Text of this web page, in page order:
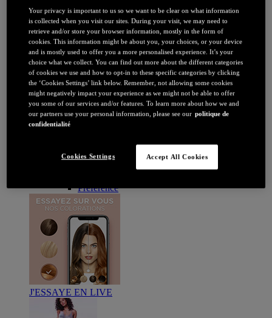
Brune / Noire
Rousse / Auburn
Eclaircissant
Tie & dye et balayage
Retouche racines
Flashy
Par durée
Permanente
Temporaire
Coloration : Par gamme
Age Perfect
Coloration Homme
Cool Silver
Préférence
J'ESSAYE EN LIVE
Your privacy is important to us so we want to be clear on what information
is collected when you visit our sites. During your visit, we may need to
retrieve and/or store your browser information, mostly in the form of
cookies. This information might be about you, your choices, or your device
and is mostly used to offer you a more personalised experience. It’s your
choice what we collect. You can find out more about the different categories
of cookies we use and how to opt-in to these specific categories by clicking
the ‘Cookies Settings’ link below. Remember, not allowing some cookies
might negatively impact your experience as we might not be able to offer
you some of our services and/or features. To learn more about how we and
our partners use your personal information, please see our politique de
confidentialité
Cookies Settings Accept All Cookies